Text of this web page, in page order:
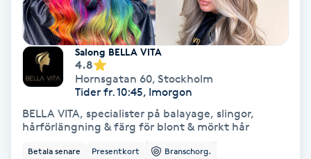
Barber
Barnklippning
BIAB
Blowout
Salong BELLA VITA
4.8
Hornsgatan 60, Stockholm
Tider fr. 10:45, Imorgon
BELLA VITA, specialister på balayage, slingor,
hårförlängning & färg för blont & mörkt hår
Betala senare Presentkort Branschorg.